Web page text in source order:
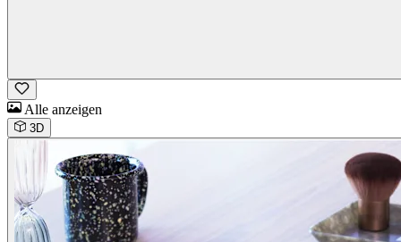
Alle anzeigen
3D